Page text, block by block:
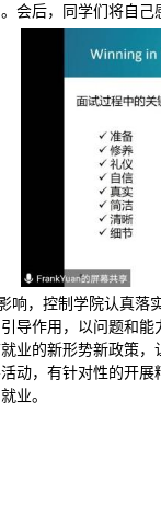
会后，同学们将自
响，控制学院认真落
导作用，以问题和
业的新形势新政策
动，有针对性的开
业。